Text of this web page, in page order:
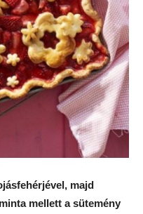
majd
mellett a sütemény